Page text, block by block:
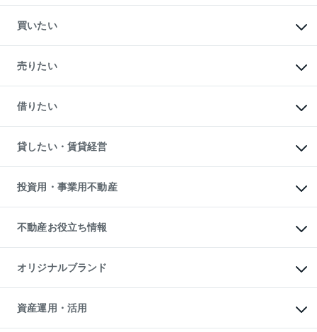
買いたい
新築・分譲マンションの購入
中古マンションの購入
一戸建ての購入
中古一戸建ての購入
不動産購入の流れ
注目キーワード物件特集
購入ガイド
English 繁体中文簡体中文
売りたい
一戸建ての売却・査定
土地の売却・査定
スピードAI査定
不動産査定について
不動産売却の流れ
不動産買換えの流れ
売却ガイド
借りたい
オフィス・店舗の賃貸
借りるときの流れ
借りるガイド
貸したい・賃貸経営
マンション賃料データ
賃貸管理プラン
リロケーションについて
貸すガイド
投資用・事業用不動産
事業用不動産
マンション投資
投資用マンション
アパート経営
収益物件
ビル購入（ビル一棟）
投資用不動産の売却査定
事業用不動産の売却査定
不動産お役立ち情報
マンションライブラリー
人気マンションランキング
暮らしに役立つ不動産メディア
不動産相場・不動産価格情報
オリジナルブランド
一棟リノベーションマンション
L`GENTE（ルジェンテ）
区分リノベーションマンション
資産運用・活用